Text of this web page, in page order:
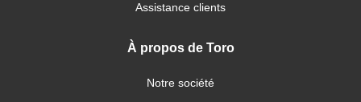
Assistance clients
À propos de Toro
Notre société